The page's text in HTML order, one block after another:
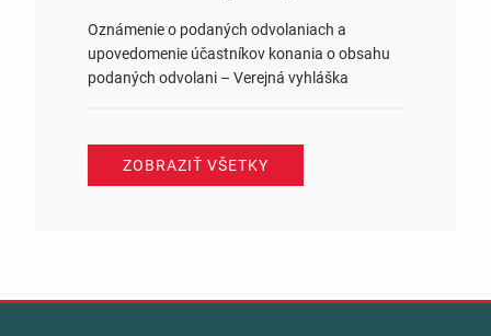
Oznámenie o podaných odvolaniach a
upovedomenie účastníkov konania o obsahu
podaných odvolani – Verejná vyhláška
ZOBRAZIŤ VŠETKY